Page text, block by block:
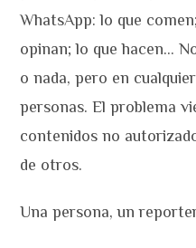
WhatsApp: lo que
opinan; lo que hacen…
o nada, pero en
personas. El problema
contenidos no
de otros.
Una persona, un